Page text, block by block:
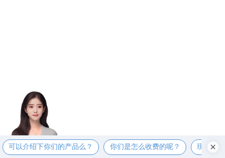
可以介绍下你们的产品么？ 你们是怎么收费的呢？ 现在有